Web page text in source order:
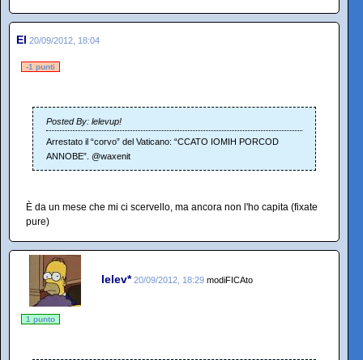
El 20/09/2012, 18:04
-1 punti
Posted By: lelevup!
Arrestato il “corvo” del Vaticano: “CCATO IOMIH PORCOD
ANNOBE”. @waxenit
È da un mese che mi ci scervello, ma ancora non l'ho capita (fixate
pure)
lelev* 20/09/2012, 18:29 modiFICAto
1 punto